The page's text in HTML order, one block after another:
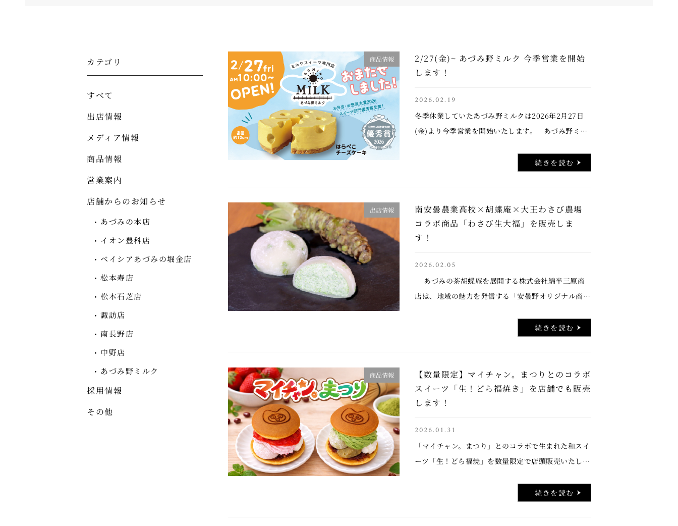
カテゴリ
すべて
出店情報
メディア情報
商品情報
営業案内
店舗からのお知らせ
あづみの本店
イオン豊科店
ベイシアあづみの堀金店
松本寿店
松本石芝店
諏訪店
南長野店
中野店
あづみ野ミルク
採用情報
その他
商品情報
2/27(金)~ あづみ野ミルク 今季営業を開始
します！
2026.02.19
冬季休業していたあづみ野ミルクは2026年2月27日
(金)より今季営業を開始いたします。 あづみ野ミル
優秀賞を受賞した、はらぺこチーズケーキもお買い求
続きを読む
出店情報
南安曇農業高校×胡蝶庵×大王わさび農場
コラボ商品「わさび生大福」を販売しま
す！
2026.02.05
あづみの茶胡蝶庵を展開する株式会社綿半三原商
店は、地域の魅力を発信する「安曇野オリジナル商品
んが考案した「わさび生大福」を販売することになり
続きを読む
商品情報
【数量限定】マイチャン。まつりとのコラボ
スイーツ「生！どら福焼き」を店舗でも販売
します！
2026.01.31
「マイチャン。まつり」とのコラボで生まれた和スイ
ーツ「生！どら福焼」を数量限定で店頭販売いたしま
（抹茶） 手焼きのどら皮に、あんこと抹茶生大福を
続きを読む